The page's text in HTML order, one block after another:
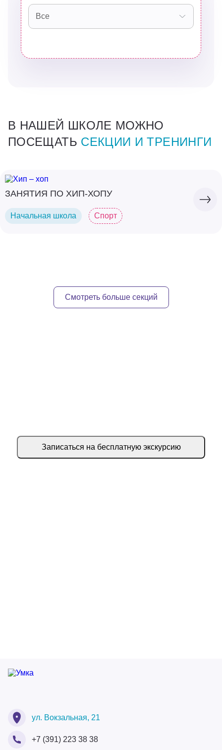
Все
В НАШЕЙ ШКОЛЕ МОЖНО
ПОСЕЩАТЬ СЕКЦИИ И ТРЕНИНГИ
ЗАНЯТИЯ ПО ХИП-ХОПУ
Начальная школа Спорт
Смотреть больше секций
Записаться на бесплатную экскурсию
ул. Вокзальная, 21
+7 (391) 223 38 38
Ваш Email
Ваш номер
Ваше ФИО